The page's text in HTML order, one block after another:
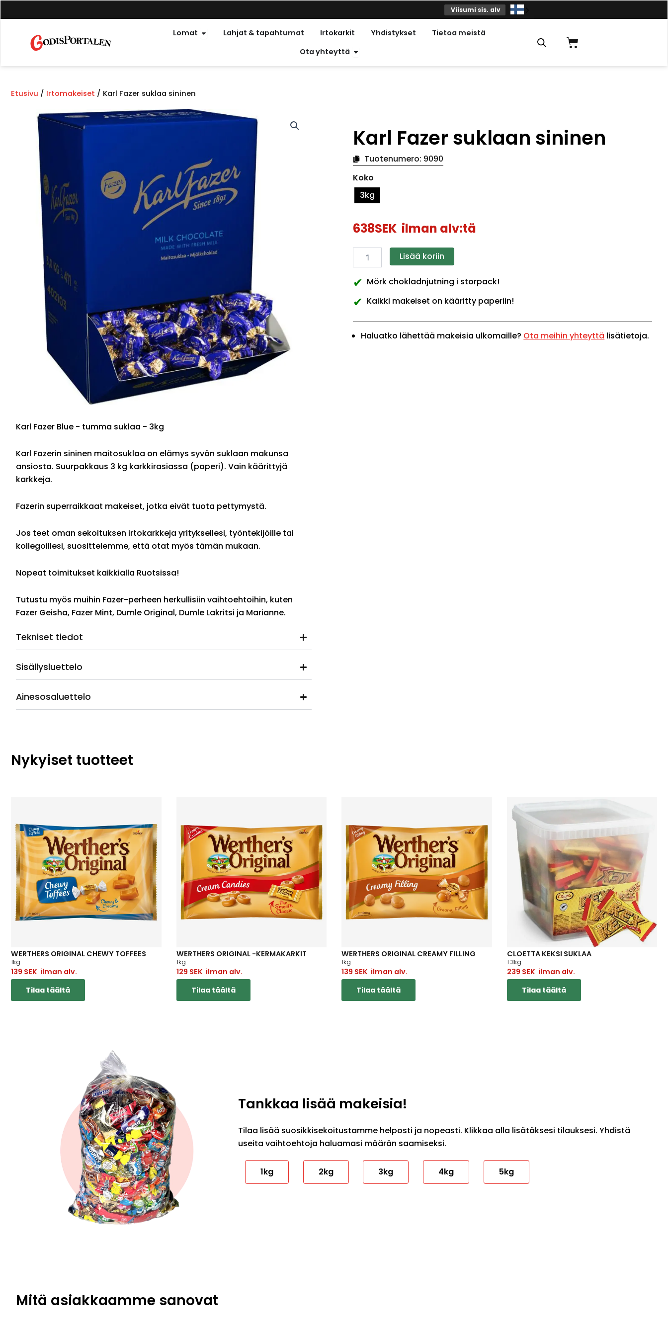
sisältöön
Viisumi sis. alv
Lomat Avoimet vapaapäivät
Lahjat & tapahtumat Irtokarkit Yhdistykset
Tietoa meistä
Ota yhteyttä Avoin kontakti Ostoskori
Etusivu / Irtomakeiset / Karl Fazer suklaa sininen
Karl Fazer Blue - tumma suklaa - 3kg
Karl Fazerin sininen maitosuklaa on elämys syvän suklaan makunsa
ansiosta. Suurpakkaus 3 kg karkkirasiassa (paperi). Vain käärittyjä
karkkeja.
Fazerin superraikkaat makeiset, jotka eivät tuota pettymystä.
Jos teet oman sekoituksen irtokarkkeja yrityksellesi, työntekijöille tai
kollegoillesi, suosittelemme, että otat myös tämän mukaan.
Nopeat toimitukset kaikkialla Ruotsissa!
Tutustu myös muihin Fazer-perheen herkullisiin vaihtoehtoihin, kuten
Fazer Geisha, Fazer Mint, Dumle Original, Dumle Lakritsi ja Marianne.
Tekniset tiedot
Sisällysluettelo
Ainesosaluettelo
Karl Fazer suklaan sininen
Tuotenumero: 9090
Koko
3kg
638SEK ilman alv:tä
Fazer
chocolate
blue
Lisää koriin
✔ Mörk chokladnjutning i storpack!
✔ Kaikki makeiset on kääritty paperiin!
Haluatko lähettää makeisia ulkomaille? Ota meihin yhteyttä lisätietoja.
Nykyiset tuotteet
WERTHERS ORIGINAL CHEWY TOFFEES
1kg
139 SEK ilman alv.
Tilaa täältä
WERTHERS ORIGINAL -KERMAKARKIT
1kg
129 SEK ilman alv.
Tilaa täältä
WERTHERS ORIGINAL CREAMY FILLING
1kg
139 SEK ilman alv.
Tilaa täältä
CLOETTA KEKSI SUKLAA
1.3kg
239 SEK ilman alv.
Tilaa täältä
Tankkaa lisää makeisia!
Tilaa lisää suosikkisekoitustamme helposti ja nopeasti. Klikkaa alla lisätäksesi tilauksesi. Yhdistä
useita vaihtoehtoja haluamasi määrän saamiseksi.
1kg 2kg 3kg 4kg 5kg
Mitä asiakkaamme sanovat